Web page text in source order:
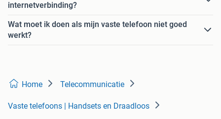
internetverbinding?
Wat moet ik doen als mijn vaste telefoon niet goed
werkt?
Home Telecommunicatie
Vaste telefoons | Handsets en Draadloos